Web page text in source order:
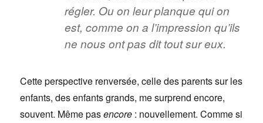
régler. Ou on leur planque qui on
est, comme on a l’impression qu’ils
ne nous ont pas dit tout sur eux.
Cette perspective renversée, celle des parents sur les
enfants, des enfants grands, me surprend encore,
souvent. Même pasencore : nouvellement. Comme si